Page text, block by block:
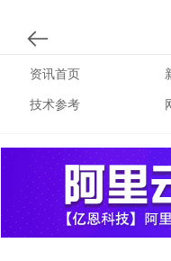
资讯首页
技术参考